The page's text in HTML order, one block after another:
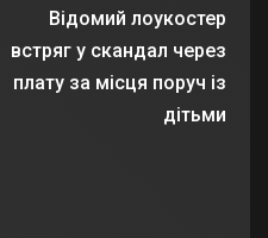
Відомий лоукостер
встряг у скандал через
плату за місця поруч із
дітьми